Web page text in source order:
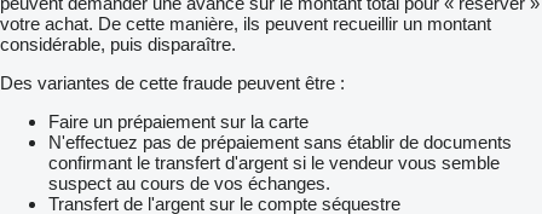
votre achat. De cette manière, ils peuvent recueillir un montant
considérable, puis disparaître.
Des variantes de cette fraude peuvent être :
Faire un prépaiement sur la carte
N'effectuez pas de prépaiement sans établir de documents
confirmant le transfert d'argent si le vendeur vous semble
suspect au cours de vos échanges.
Transfert de l'argent sur le compte séquestre